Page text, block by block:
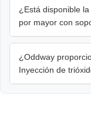
¿Está disponible
por mayor con
¿Oddway
Inyección de